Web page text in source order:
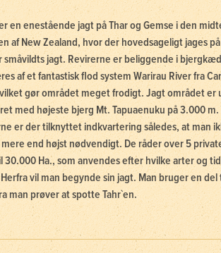
en enestående jagt på Thar og Gemse i den
af New Zealand, hvor der hovedsageligt jages
småvildts jagt. Revirerne er beliggende i
af et fantastisk flod system Warirau River fra
gør området meget frodigt. Jagt området er
med højeste bjerg Mt. Tapuaenuku på 3.000 m.
er der tilknyttet indkvartering således, at man
end højst nødvendigt. De råder over 5
30.000 Ha., som anvendes efter hvilke arter og
vil man begynde sin jagt. Man bruger en
man prøver at spotte Tahr`en.